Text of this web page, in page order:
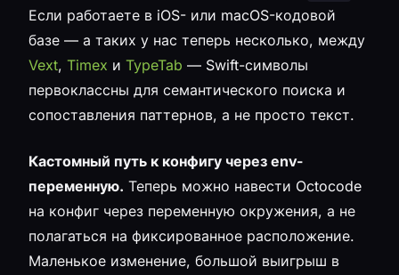
Если работаете в iOS- или macOS-кодовой
базе — а таких у нас теперь несколько, между
Vext, Timex и TypeTab — Swift-символы
первоклассны для семантического поиска и
сопоставления паттернов, а не просто текст.
Кастомный путь к конфигу через env-
переменную. Теперь можно навести Octocode
на конфиг через переменную окружения, а не
полагаться на фиксированное расположение.
Маленькое изменение, большой выигрыш в